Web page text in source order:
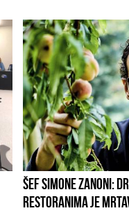
ŠEF SIMONE ZANONI:
RESTORANIMA JE